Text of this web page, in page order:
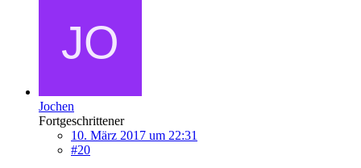
Jochen
Fortgeschrittener
10. März 2017 um 22:31
#20